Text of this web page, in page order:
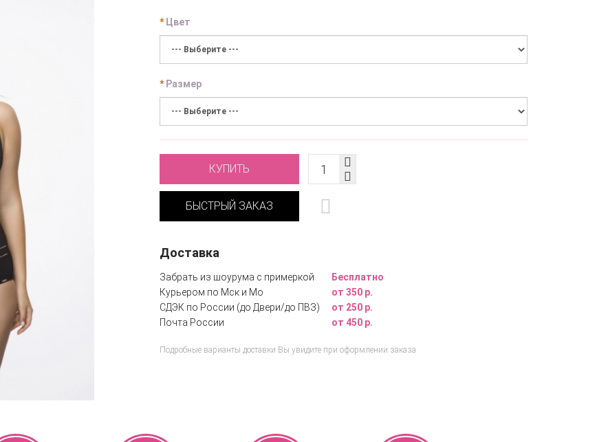
Цвет
Размер
КУПИТЬ
БЫСТРЫЙ ЗАКАЗ
Доставка
Забрать из шоурума с примеркой
Бесплатно
Курьером по Мск и Мо
от 350 р.
СДЭК по России (до Двери/до ПВЗ)
от 250 р.
Почта России
от 450 р.
Подробные варианты доставки Вы увидите при оформлении заказа